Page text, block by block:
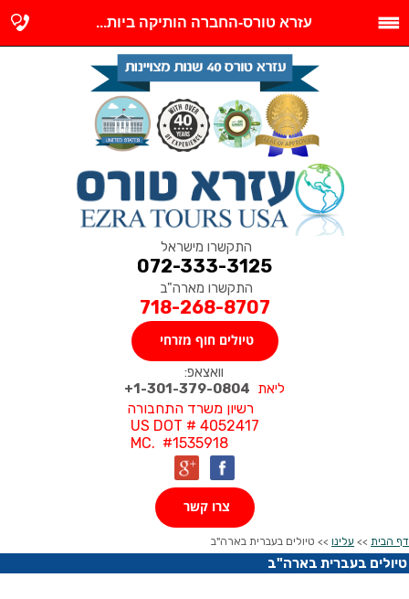
עזרא טורס-החברה הותיקה ביות...
התקשרו מישראל
072-333-3125
טיולים חוף מזרחי
רשיון משרד התחבורה
US DOT # 4052417
MC. #1535918
וואצאפ:
ליאת 1-301-379-0804+
צרו קשר
התקשרו מארה"ב
718-268-8707
דף הבית >> עלינו >> טיולים בעברית בארה"ב
טיולים בעברית בארה"ב